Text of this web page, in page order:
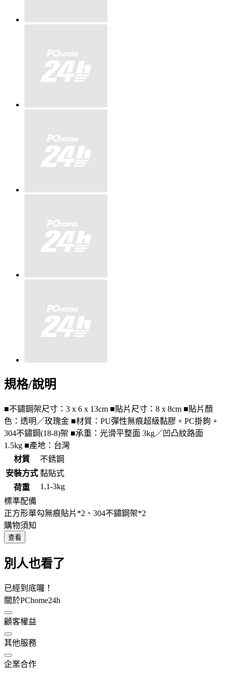
規格/說明
■不鏽鋼架尺寸：3 x 6 x 13cm ■貼片尺寸：8 x 8cm ■貼片顏
色：透明／玫瑰金 ■材質：PU彈性無痕超級黏膠 + PC掛鉤 +
304不鏽鋼(18-8)架 ■承重：光滑平整面 3kg／凹凸紋路面
1.5kg ■產地：台灣
材質
不銹鋼
安裝方式 黏貼式
荷重
1.1-3kg
標準配備
正方形單勾無痕貼片*2、304不鏽鋼架*2
購物須知
查看
別人也看了
已經到底囉！
關於PChome24h
顧客權益
其他服務
企業合作